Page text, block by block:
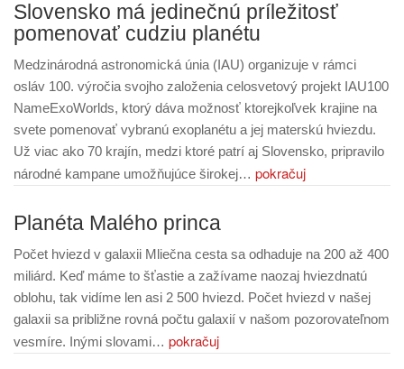
Slovensko má jedinečnú príležitosť
pomenovať cudziu planétu
Medzinárodná astronomická únia (IAU) organizuje v rámci
osláv 100. výročia svojho založenia celosvetový projekt IAU100
NameExoWorlds, ktorý dáva možnosť ktorejkoľvek krajine na
svete pomenovať vybranú exoplanétu a jej materskú hviezdu.
Už viac ako 70 krajín, medzi ktoré patrí aj Slovensko, pripravilo
národné kampane umožňujúce širokej… pokračuj
Planéta Malého princa
Počet hviezd v galaxii Mliečna cesta sa odhaduje na 200 až 400
miliárd. Keď máme to šťastie a zažívame naozaj hviezdnatú
oblohu, tak vidíme len asi 2 500 hviezd. Počet hviezd v našej
galaxii sa približne rovná počtu galaxií v našom pozorovateľnom
vesmíre. Inými slovami… pokračuj